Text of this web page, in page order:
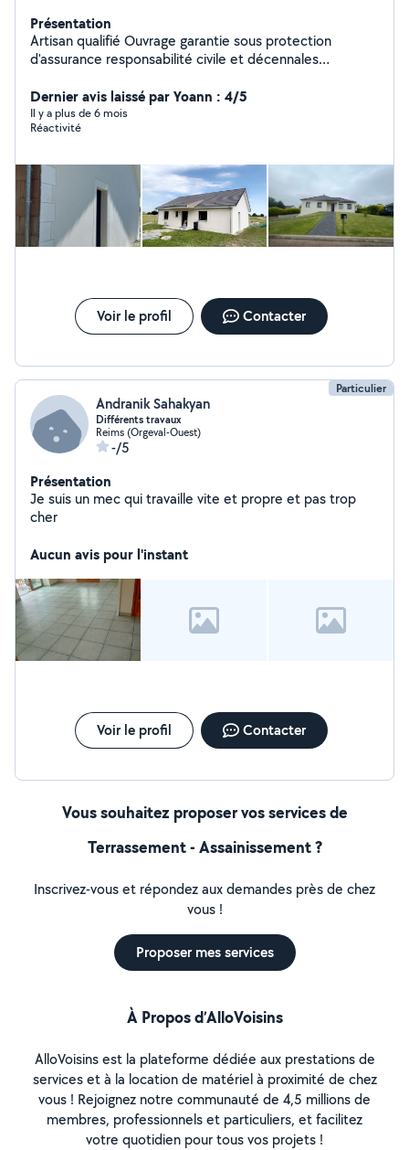
Présentation
Artisan qualifié Ouvrage garantie sous protection
d'assurance responsabilité civile et décennales
Puisards - Assainissement) Dispose de son propre
matériel (2 Minipelles-Camions Bennes - Camions 8T et
26T) Gros Oeuvre (Fondations - Construction -
intérieurs et extérieurs Placo - Menuiseries Sols
(Carrelages - Parquets)
Dernier avis laissé par Yoann : 4/5
Il y a plus de 6 mois
Réactivité
Voir le profil Contacter
Particulier
Andranik Sahakyan
Différents travaux
Reims (Orgeval-Ouest)
-/5
Présentation
Je suis un mec qui travaille vite et propre et pas trop
cher
Aucun avis pour l'instant
Voir le profil Contacter
Vous souhaitez proposer vos services de
Terrassement - Assainissement ?
Inscrivez-vous et répondez aux demandes près de chez
vous !
Proposer mes services
À Propos d’AlloVoisins
AlloVoisins est la plateforme dédiée aux prestations de
services et à la location de matériel à proximité de chez
vous ! Rejoignez notre communauté de 4,5 millions de
membres, professionnels et particuliers, et facilitez
votre quotidien pour tous vos projets !